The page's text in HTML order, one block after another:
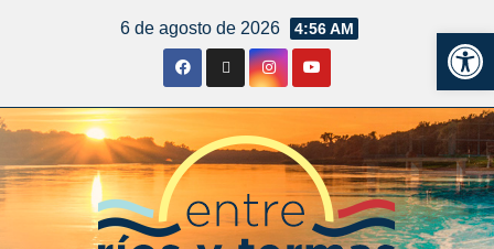
6 de agosto de 2026 4:56 AM